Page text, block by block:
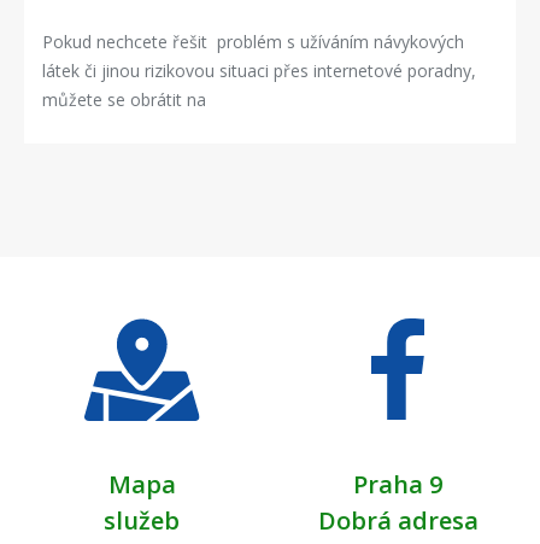
Pokud nechcete řešit problém s užíváním návykových
látek či jinou rizikovou situaci přes internetové poradny,
můžete se obrátit na
Mapa
služeb
Praha 9
Dobrá adresa